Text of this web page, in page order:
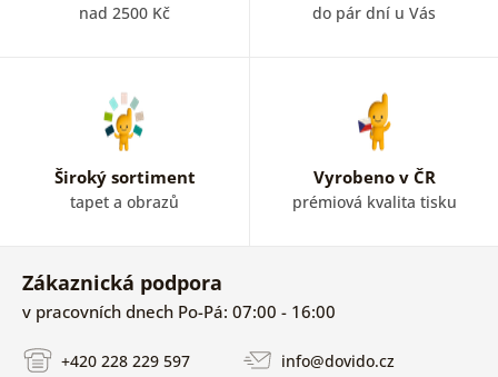
nad 2500 Kč do pár dní u Vás
Široký sortiment
tapet a obrazů
Vyrobeno v ČR
prémiová kvalita tisku
Zákaznická podpora
v pracovních dnech Po-Pá: 07:00 - 16:00
+420 228 229 597 info@dovido.cz